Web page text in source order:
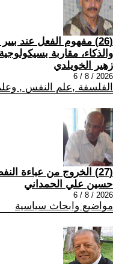
(26) مفهوم الفعل عند
والذكاء، مقاربة بسيكولوجية
زهير الخويلدي
2026 / 8 / 6
الفلسفة ,علم النفس ,
(27) الخروج من عباءة النفط
حسين علي الحمداني
2026 / 8 / 6
مواضيع وابحاث سياسية